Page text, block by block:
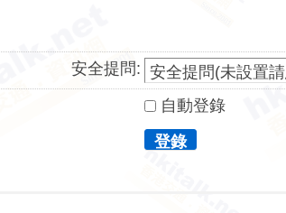
安全提問:
自動登錄
登錄